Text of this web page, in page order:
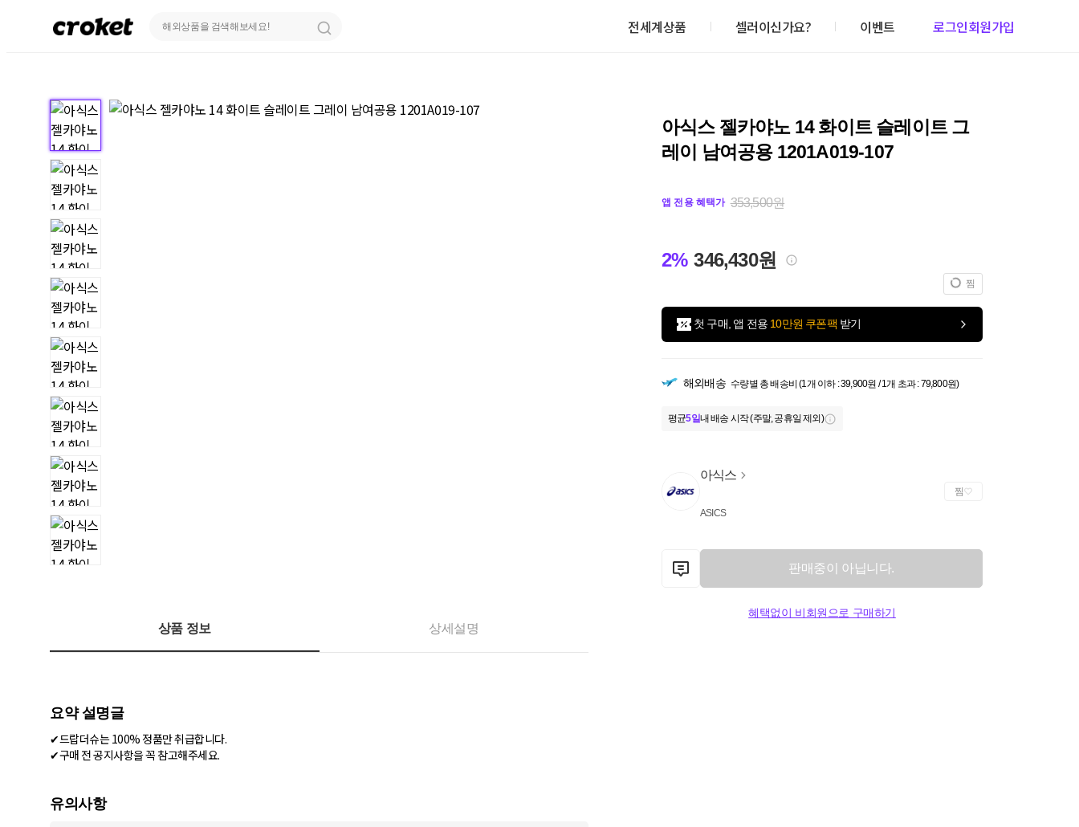
전세계상품 셀러이신가요? 이벤트 로그인회원가입
아식스 젤카야노 14 화이트 슬레이트 그
레이 남여공용 1201A019-107
앱 전용 혜택가 353,500원
2% 346,430원
찜
첫 구매, 앱 전용 10만원 쿠폰팩 받기
해외배송 수량별 총 배송비 (1개 이하 : 39,900원 / 1개 초과 : 79,800원)
평균5일내 배송 시작 (주말, 공휴일 제외)
아식스
ASICS
찜
판매중이 아닙니다.
혜택없이 비회원으로 구매하기
상품 정보 상세설명
요약 설명글
✔드랍더슈는 100% 정품만 취급합니다.
✔구매 전 공지사항을 꼭 참고해주세요.
유의사항